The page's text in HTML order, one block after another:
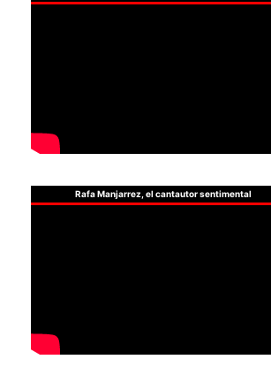
Rafa Manjarrez, el cantautor sentimental